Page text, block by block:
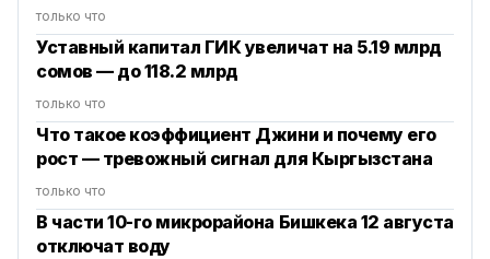
только что
Уставный капитал ГИК увеличат на 5.19 млрд
сомов — до 118.2 млрд
только что
Что такое коэффициент Джини и почему его
рост — тревожный сигнал для Кыргызстана
только что
В части 10-го микрорайона Бишкека 12 августа
отключат воду